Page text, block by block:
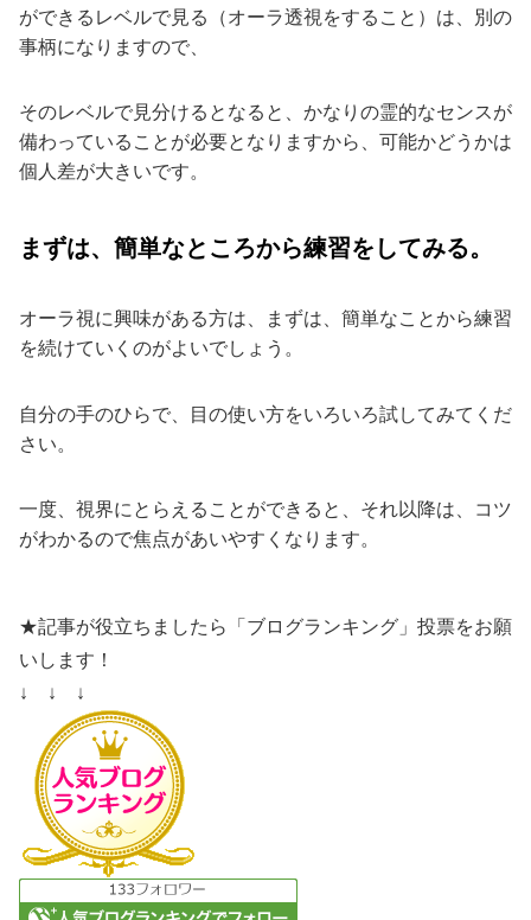
ができるレベルで見る（オーラ透視をすること）は、別の
事柄になりますので、
そのレベルで見分けるとなると、かなりの霊的なセンスが
備わっていることが必要となりますから、可能かどうかは
個人差が大きいです。
まずは、簡単なところから練習をしてみる。
オーラ視に興味がある方は、まずは、簡単なことから練習
を続けていくのがよいでしょう。
自分の手のひらで、目の使い方をいろいろ試してみてくだ
さい。
一度、視界にとらえることができると、それ以降は、コツ
がわかるので焦点があいやすくなります。
★記事が役立ちましたら「ブログランキング」投票をお願
いします！
↓ ↓ ↓